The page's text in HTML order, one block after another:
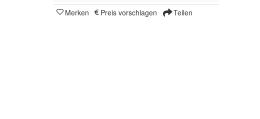
Merken Preis vorschlagen Teilen